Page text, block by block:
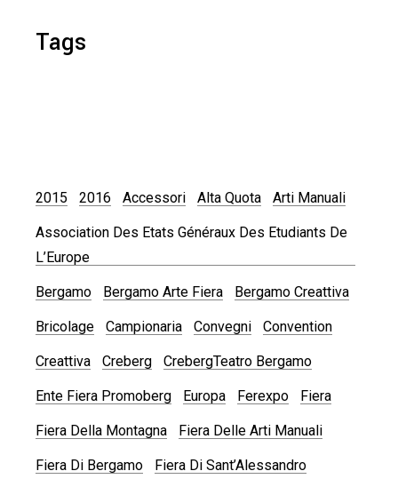
Tags
2015 2016 Accessori Alta Quota Arti Manuali
Association Des Etats Généraux Des Etudiants De
L’Europe
Bergamo Bergamo Arte Fiera Bergamo Creattiva
Bricolage Campionaria Convegni Convention
Creattiva Creberg CrebergTeatro Bergamo
Ente Fiera Promoberg Europa Ferexpo Fiera
Fiera Della Montagna Fiera Delle Arti Manuali
Fiera Di Bergamo Fiera Di Sant’Alessandro